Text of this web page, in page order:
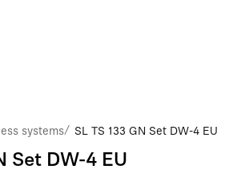
systems/ SL TS 133 GN Set DW-4 EU
Set DW-4 EU